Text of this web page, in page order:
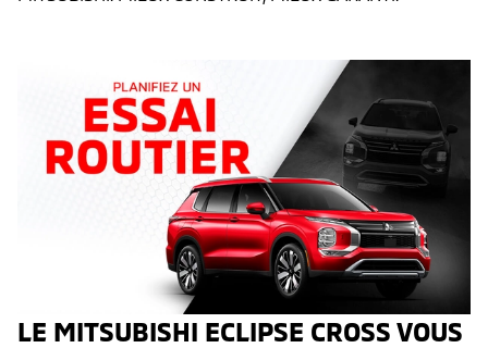
LE MITSUBISHI ECLIPSE CROSS VOUS